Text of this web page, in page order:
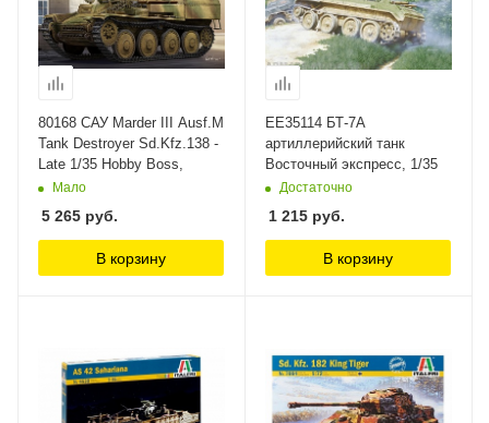
80168 САУ Marder III Ausf.M
Tank Destroyer Sd.Kfz.138 -
Late 1/35 Hobby Boss,
Мало
5 265 руб.
В корзину
ЕЕ35114 БТ-7А
артиллерийский танк
Восточный экспресс, 1/35
Достаточно
1 215 руб.
В корзину